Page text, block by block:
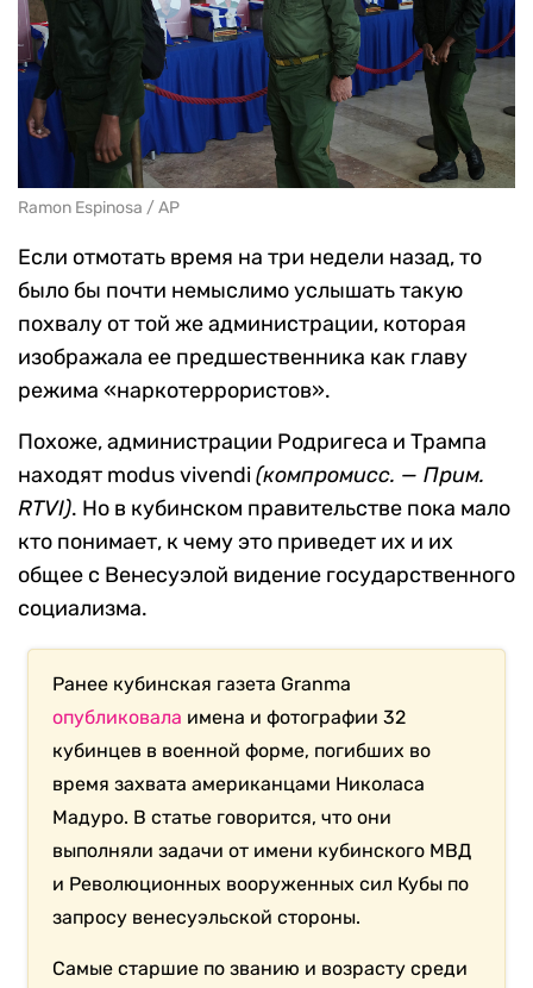
Ramon Espinosa / AP
Если отмотать время на три недели назад, то
было бы почти немыслимо услышать такую
похвалу от той же администрации, которая
изображала ее предшественника как главу
режима «наркотеррористов».
Похоже, администрации Родригеса и Трампа
находят modus vivendi(компромисс. — Прим.
RTVI). Но в кубинском правительстве пока мало
кто понимает, к чему это приведет их и их
общее с Венесуэлой видение государственного
социализма.
Ранее кубинская газета Granma
опубликовала имена и фотографии 32
кубинцев в военной форме, погибших во
время захвата американцами Николаса
Мадуро. В статье говорится, что они
выполняли задачи от имени кубинского МВД
и Революционных вооруженных сил Кубы по
запросу венесуэльской стороны.
Самые старшие по званию и возрасту среди